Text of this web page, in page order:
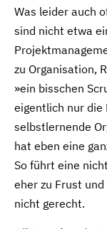
Was leider auch
sind nicht etwa
zu Organisation,
»ein bisschen
eigentlich nur die
selbstlernende
hat eben eine
So führt eine
eher zu Frust
nicht gerecht.